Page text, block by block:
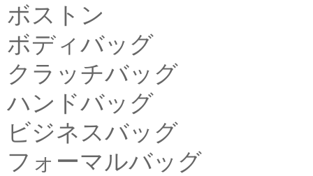
ボストン
ボディバッグ
クラッチバッグ
ハンドバッグ
ビジネスバッグ
フォーマルバッグ